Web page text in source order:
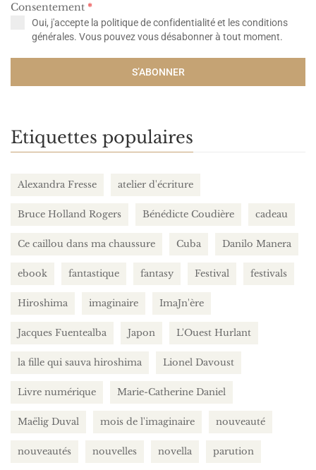
Consentement *
Oui, j'accepte la politique de confidentialitéet lesconditions
générales. Vous pouvez vous désabonner à tout moment.
S’ABONNER
Etiquettes populaires
Alexandra Fresse atelier d'écriture
Bruce Holland Rogers Bénédicte Coudière cadeau
Ce caillou dans ma chaussure Cuba Danilo Manera
ebook fantastique fantasy Festival festivals
Hiroshima imaginaire ImaJn'ère
Jacques Fuentealba Japon L'Ouest Hurlant
la fille qui sauva hiroshima Lionel Davoust
Livre numérique Marie-Catherine Daniel
Maëlig Duval mois de l'imaginaire nouveauté
nouveautés nouvelles novella parution